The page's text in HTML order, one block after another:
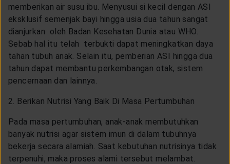
memberikan air susu ibu. Menyusui si kecil dengan ASI
eksklusif semenjak bayi hingga usia dua tahun sangat
dianjurkan oleh Badan Kesehatan Dunia atau WHO.
Sebab hal itu telah terbukti dapat meningkatkan daya
tahan tubuh anak. Selain itu, pemberian ASI hingga dua
tahun dapat membantu perkembangan otak, sistem
pencernaan dan lainnya.
2. Berikan Nutrisi Yang Baik Di Masa Pertumbuhan
Pada masa pertumbuhan, anak-anak membutuhkan
banyak nutrisi agar sistem imun di dalam tubuhnya
bekerja secara alamiah. Saat kebutuhan nutrisinya tidak
terpenuhi, maka proses alami tersebut melambat.